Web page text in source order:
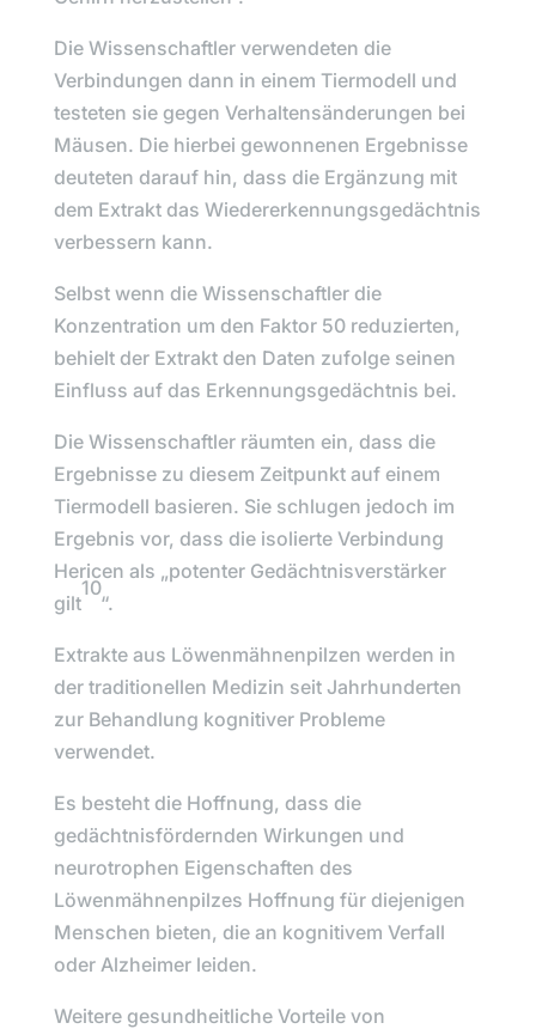
Die Wissenschaftler verwendeten die
Verbindungen dann in einem Tiermodell und
testeten sie gegen Verhaltensänderungen bei
Mäusen. Die hierbei gewonnenen Ergebnisse
deuteten darauf hin, dass die Ergänzung mit
dem Extrakt das Wiedererkennungsgedächtnis
verbessern kann.
Selbst wenn die Wissenschaftler die
Konzentration um den Faktor 50 reduzierten,
behielt der Extrakt den Daten zufolge seinen
Einfluss auf das Erkennungsgedächtnis bei.
Die Wissenschaftler räumten ein, dass die
Ergebnisse zu diesem Zeitpunkt auf einem
Tiermodell basieren. Sie schlugen jedoch im
Ergebnis vor, dass die isolierte Verbindung
Hericen als „potenter Gedächtnisverstärker
gilt
10
“.
Extrakte aus Löwenmähnenpilzen werden in
der traditionellen Medizin seit Jahrhunderten
zur Behandlung kognitiver Probleme
verwendet.
Es besteht die Hoffnung, dass die
gedächtnisfördernden Wirkungen und
neurotrophen Eigenschaften des
Löwenmähnenpilzes Hoffnung für diejenigen
Menschen bieten, die an kognitivem Verfall
oder Alzheimer leiden.
Weitere gesundheitliche Vorteile von